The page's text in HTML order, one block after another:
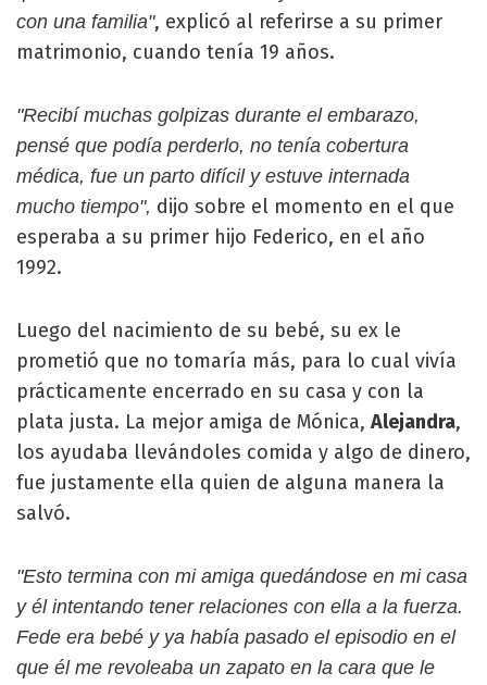
con una familia", explicó al referirse a su primer
matrimonio, cuando tenía 19 años.
"Recibí muchas golpizas durante el embarazo,
pensé que podía perderlo, no tenía cobertura
médica, fue un parto difícil y estuve internada
mucho tiempo", dijo sobre el momento en el que
esperaba a su primer hijo Federico, en el año
1992.
Luego del nacimiento de su bebé, su ex le
prometió que no tomaría más, para lo cual vivía
prácticamente encerrado en su casa y con la
plata justa. La mejor amiga de Mónica, Alejandra,
los ayudaba llevándoles comida y algo de dinero,
fue justamente ella quien de alguna manera la
salvó.
"Esto termina con mi amiga quedándose en mi casa
y él intentando tener relaciones con ella a la fuerza.
Fede era bebé y ya había pasado el episodio en el
que él me revoleaba un zapato en la cara que le